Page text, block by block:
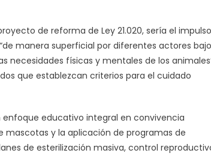
de reforma de Ley 21.020, sería el impulso
manera superficial por diferentes actores bajo
necesidades físicas y mentales de los
que establezcan criterios para el cuidado
educativo integral en convivencia
y la aplicación de programas de
de esterilización masiva, control